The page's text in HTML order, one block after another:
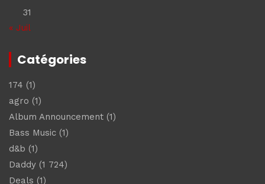
31
« Juil
Catégories
174 (1)
agro (1)
Album Announcement (1)
Bass Music (1)
d&b (1)
Daddy (1 724)
Deals (1)